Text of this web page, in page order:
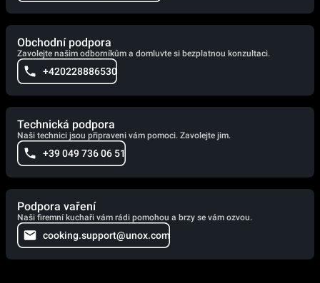
Obchodní podpora
Zavolejte našim odborníkům a domluvte si bezplatnou konzultaci.
+420228886530
Technická podpora
Naši technici jsou připraveni vám pomoci. Zavolejte jim.
+39 049 736 06 51
Podpora vaření
Naši firemní kuchaři vám rádi pomohou a brzy se vám ozvou.
cooking.support@unox.com